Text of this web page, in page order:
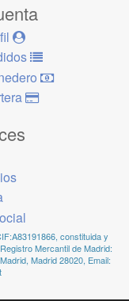
constituida y
Mercantil de Madrid:
Madrid 28020, Email: